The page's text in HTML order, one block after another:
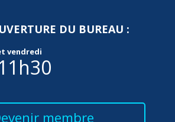
DU BUREAU :
vendredi
membre